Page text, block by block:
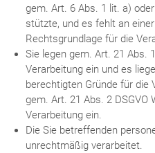
gem. Art. 6 Abs. 1 lit. a)
stützte, und es fehlt an
Rechtsgrundlage für die
Sie legen gem. Art. 21 Abs.
Verarbeitung ein und es
berechtigten Gründe für die
gem. Art. 21 Abs. 2 DSGVO
Verarbeitung ein.
Die Sie betreffenden
unrechtmäßig verarbeitet.